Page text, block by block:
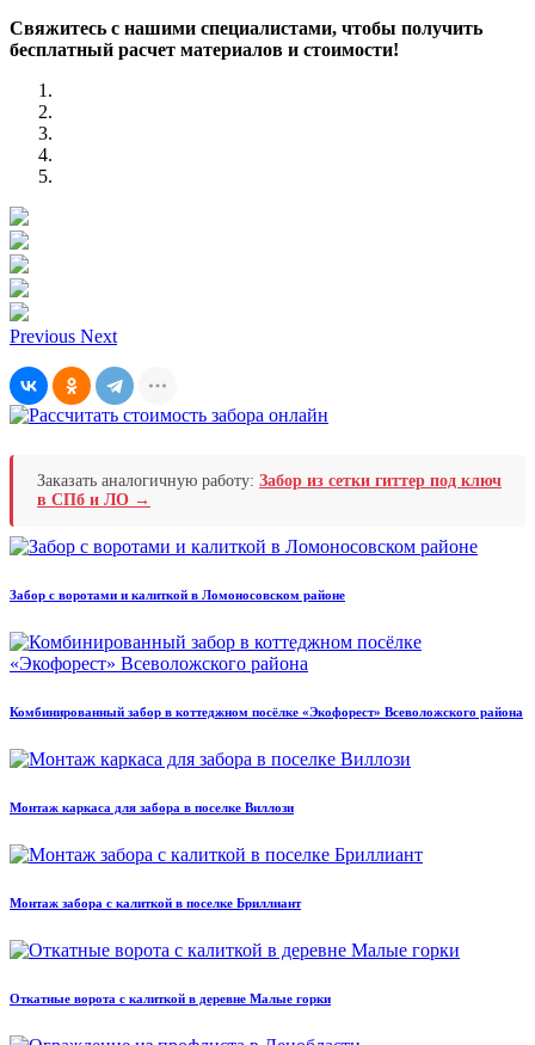
Свяжитесь с нашими специалистами, чтобы получить
бесплатный расчет материалов и стоимости!
Previous Next
Заказать аналогичную работу: Забор из сетки гиттер под ключ
в СПб и ЛО →
Забор с воротами и калиткой в Ломоносовском районе
Комбинированный забор в коттеджном посёлке «Экофорест» Всеволожского района
Монтаж каркаса для забора в поселке Виллози
Монтаж забора с калиткой в поселке Бриллиант
Откатные ворота с калиткой в деревне Малые горки